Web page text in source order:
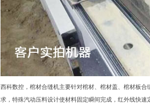
西科数控，棺材合缝机主要针对棺材、棺材盖、棺材板
求，特殊汽动压料设计使材料固定瞬间完成，红外线快